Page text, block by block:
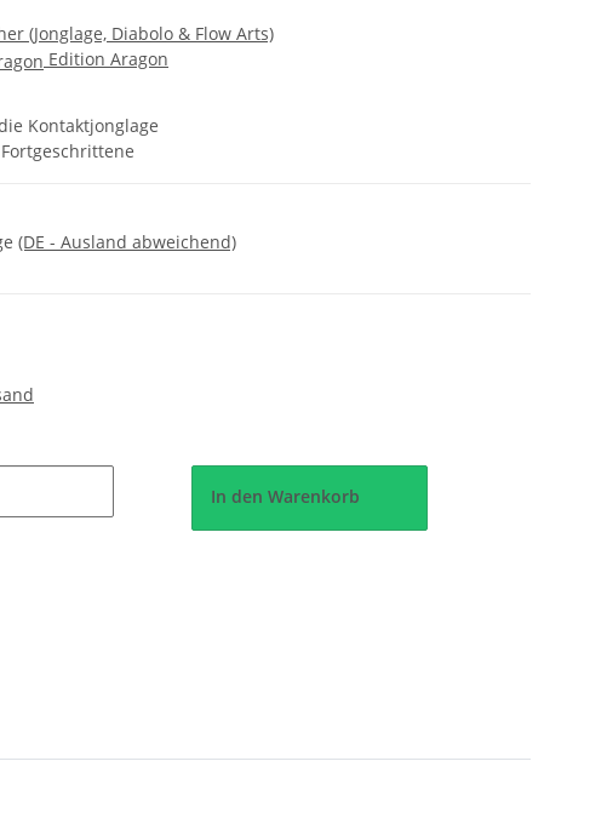
(Jonglage, Diabolo & Flow Arts)
Edition Aragon
Kontaktjonglage
(DE - Ausland abweichend)
In den Warenkorb